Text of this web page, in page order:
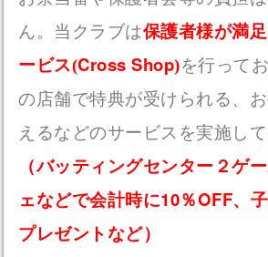
ん。当クラブは保護者様が満
ービス(Cross Shop)を行って
の店舗で特典が受けられる、
えるなどのサービスを実施して
（バッティングセンター２ゲ
ェなどで会計時に10％OFF、
プレゼントなど）